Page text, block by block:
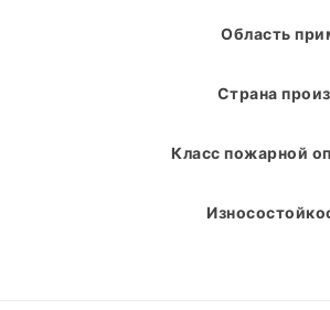
Область
Страна
Класс пожарной